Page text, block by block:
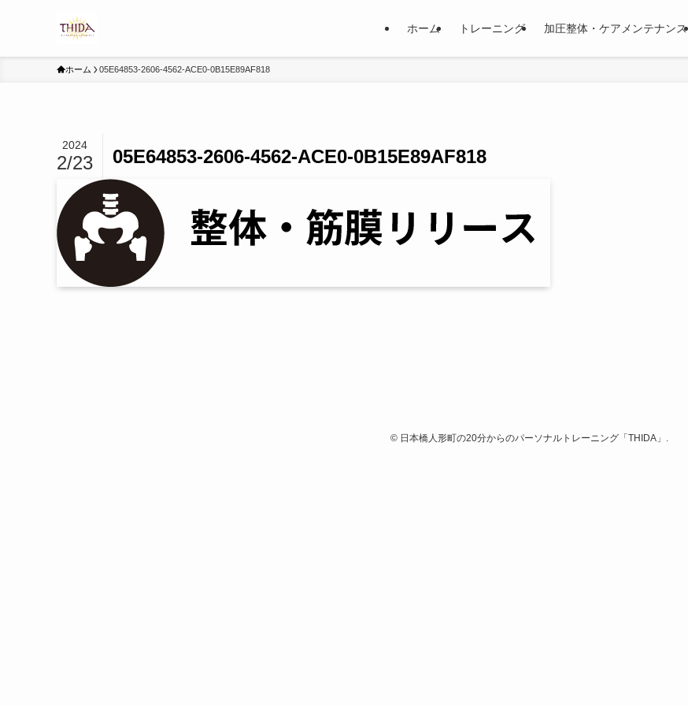
ホーム トレーニング 加圧整体・ケアメンテナンス
ホーム 05E64853-2606-4562-ACE0-0B15E89AF818
05E64853-2606-4562-ACE0-0B15E89AF818
2024
2/23
©日本橋人形町の20分からのパーソナルトレーニング「THIDA」.